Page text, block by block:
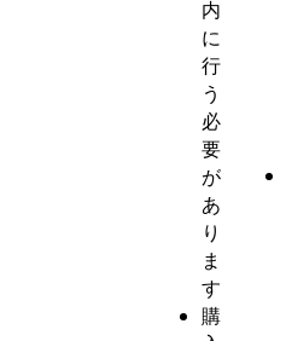
内
に
行
う
必
要
が
あ
り
ま
す
購